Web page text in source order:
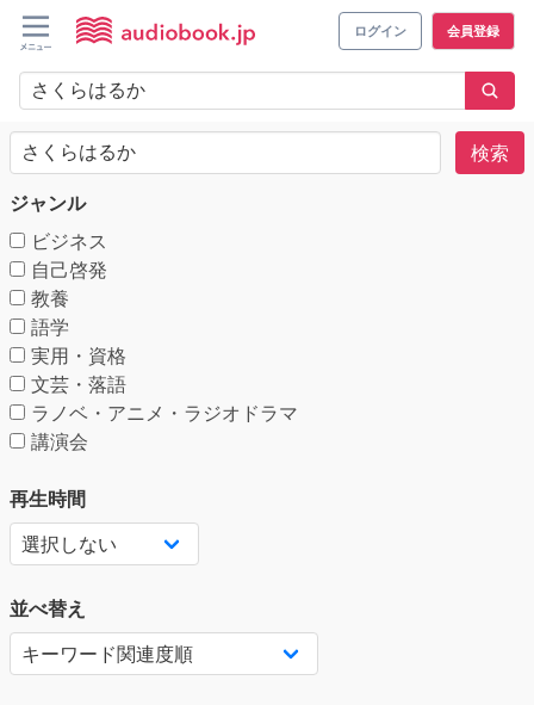
ログイン 会員登録
検索
ジャンル
ビジネス
自己啓発
教養
語学
実用・資格
文芸・落語
ラノベ・アニメ・ラジオドラマ
講演会
再生時間
並べ替え